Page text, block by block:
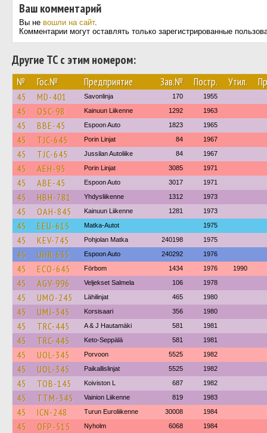
Ваш комментарий
Вы не вошли на сайт.
Комментарии могут оставлять только зарегистрированные
Другие ТС с этим номером:
№ Гос.№ Предприятие Зав.№ Постр. Утил.
45 MD-401 Savonlinja 170 1955
45 OSC-98 Kainuun Liikenne 1292 1963
45 BBE-45 Espoon Auto 1823 1965
45 TJC-645 Porin Linjat 84 1967
45 TJC-645 Jussilan Autoliike 84 1967
45 AEH-95 Porin Linjat 3085 1971
45 ABE-45 Espoon Auto 3017 1971
45 HBH-781 Yhdysliikenne 1312 1973
45 OAH-845 Kainuun Liikenne 1281 1973
45 EEU-615 Matka-Autot 1975
45 KEV-745 Pohjolan Matka 240198 1975
45 UHR-635 Espoon Auto 240292 1976
45 ECO-645 Förbom 1434 1976 1990
45 AGV-996 Veljekset Salmela 106 1978
45 UMO-245 Lähilinjat 465 1980
45 UMJ-345 Korsisaari 356 1980
45 TRC-445 A & J Hautamäki 581 1981
45 TRC-445 Keto-Seppälä 581 1981
45 UOL-345 Porvoon 5525 1982
45 UOL-345 Paikallislinjat 5525 1982
45 TOB-145 Koiviston L 687 1982
45 TTM-345 Vainion Liikenne 819 1983
45 ICN-248 Turun Euroliikenne 30008 1984
45 OFP-515 Nyholm 6068 1984